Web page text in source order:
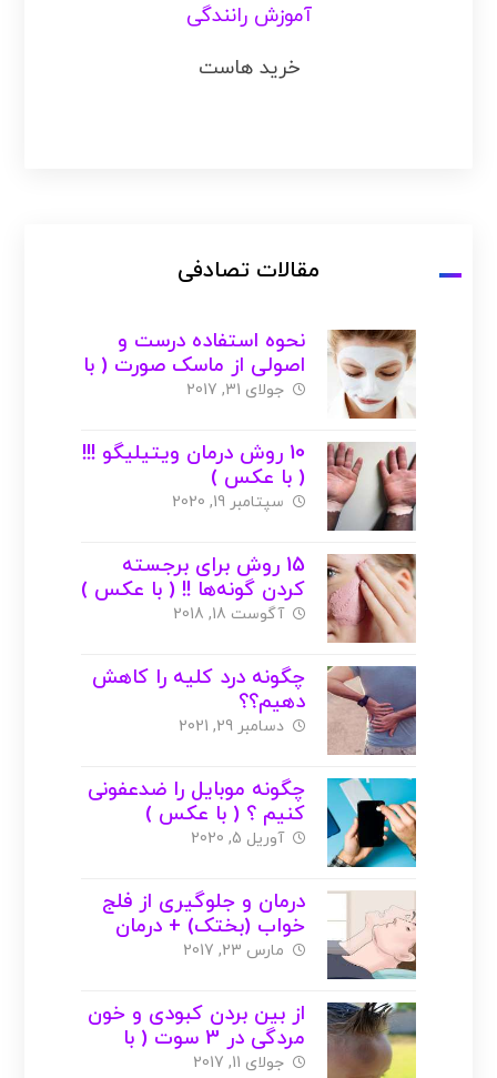
آموزش رانندگی
خرید هاست
مقالات تصادفی
نحوه استفاده درست و
اصولی از ماسک صورت ( با
عکس )
جولای 31, 2017
10 روش درمان ویتیلیگو !!!
( با عکس )
سپتامبر 19, 2020
15 روش برای برجسته
کردن گونه‌ها !! ( با عکس )
آگوست 18, 2018
چگونه درد کلیه را کاهش
دهیم؟؟
دسامبر 29, 2021
چگونه موبایل را ضدعفونی
کنیم ؟ ( با عکس )
آوریل 5, 2020
درمان و جلوگیری از فلج
خواب (بختک) + درمان
های گیاهی و خانگی +
مارس 23, 2017
از بین بردن کبودی و خون
مردگی در 3 سوت ( با
عکس )
جولای 11, 2017